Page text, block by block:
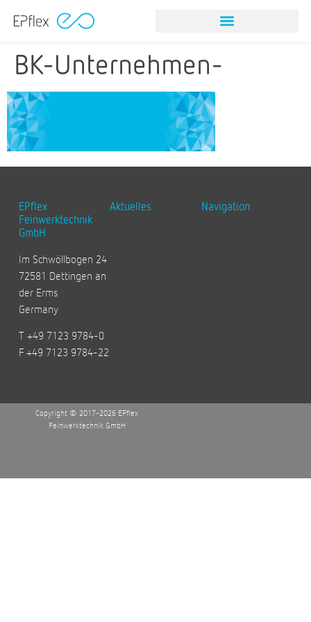
BK-Unternehmen-
EPflex
Feinwerktechnik
GmbH
Im Schwöllbogen 24
72581 Dettingen an
der Erms
Germany
T +49 7123 9784-0
F +49 7123 9784-22
Aktuelles Navigation
Copyright © 2017-2026 EPflex
Feinwerktechnik GmbH